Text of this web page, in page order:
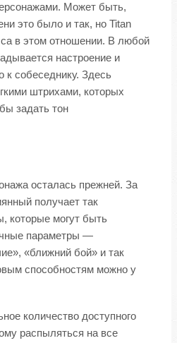
Может быть,
это было и так, но Titan
в этом отношении. В любой
настроение и
к собеседнику. Здесь
штрихами, которых
задать тон
осталась прежней. За
получает так
которые могут быть
параметры —
«ближний бой» и так
способностям можно у
количество доступного
распыляться на все